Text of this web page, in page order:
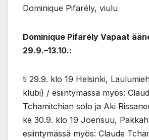
Dominique Pifarély, viulu
Dominique Pifarély Vapaat
29.9.–13.10.:
ti 29.9. klo 19 Helsinki,
klubi) / esiintymässä myös:
Tchamitchian solo ja Aki
ke 30.9. klo 19 Joensuu,
esiintymässä myös: Claude